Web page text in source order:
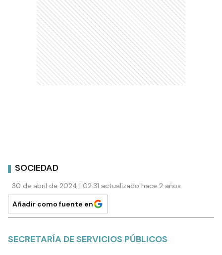
SOCIEDAD
30 de abril de 2024 | 02:31 actualizado hace 2 años
Añadir como fuente en
SECRETARÍA DE SERVICIOS PÚBLICOS